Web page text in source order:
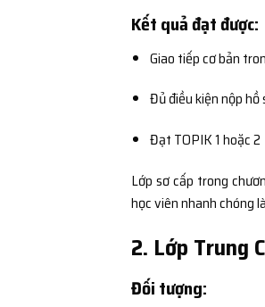
Kết quả đạt được:
Giao tiếp cơ bản
Đủ điều kiện nộp hồ
Đạt TOPIK 1 hoặc 2
Lớp sơ cấp trong
học viên nhanh chóng
2. Lớp Trung
Đối tượng: